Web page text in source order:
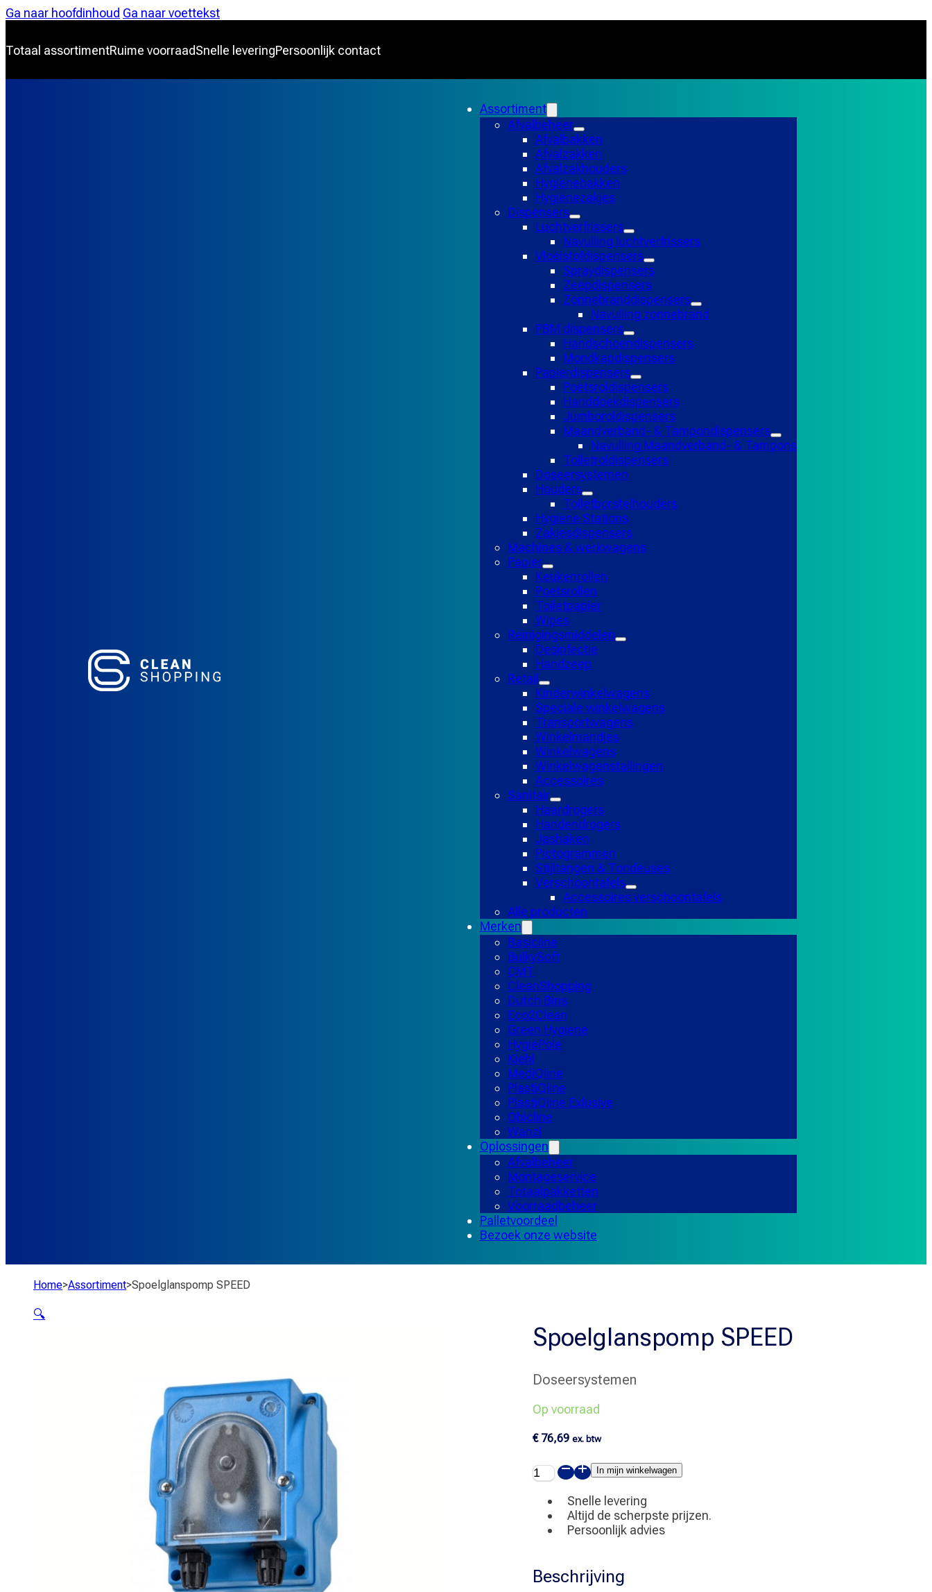
Ga naar hoofdinhoud Ga naar voettekst
Totaal assortimentRuime voorraadSnelle leveringPersoonlijk contact
Assortiment
Afvalbeheer
Afvalbakken
Afvalzakken
Afvalzakhouders
Hygiënebakken
Hygiënezakjes
Dispensers
Luchtverfrissers
Navulling luchtverfrissers
Vloeistofdispensers
Spraydispensers
Zeepdispensers
Zonnebranddispensers
Navulling zonnebrand
PBM dispensers
Handschoendispensers
Mondkapdispensers
Papierdispensers
Poetsroldispensers
Handdoekdispensers
Jumboroldispensers
Maandverband- & Tampondispensers
Navulling Maandverband- & Tampons
Toiletroldispensers
Doseersystemen
Houders
Toiletborstelhouders
Hygiëne Stations
Zakjesdispensers
Machines & werkwagens
Papier
Keukenrollen
Poetsrollen
Toiletpapier
Wipes
Reinigingsmiddelen
Desinfectie
Handzeep
Retail
Kinderwinkelwagens
Speciale winkelwagens
Transportwagens
Winkelmandjes
Winkelwagens
Winkelwagenstallingen
Accessoires
Sanitair
Haardrogers
Handendrogers
Jashaken
Pictogrammen
Stijltangen & Tondeuses
Verschoontafels
Accessoires verschoontafels
Alle producten
Merken
Basicline
BulkySoft
CMT
CleanShopping
Dutch Bins
Eco2Clean
Green Hygiene
HygiePole
Kiehl
MediQline
PlastiQline
PlastiQline Exlusive
Qbicline
Wanzl
Oplossingen
Afvalbeheer
Montageservice
Totaalpakketten
Voorraadbeheer
Palletvoordeel
Bezoek onze website
Home>Assortiment>Spoelglanspomp SPEED
🔍
Spoelglanspomp SPEED
Doseersystemen
Op voorraad
€76,69 ex. btw
Spoelglanspomp
SPEED
In mijn winkelwagen
Snelle levering
Altijd de scherpste prijzen.
Persoonlijk advies
Beschrijving